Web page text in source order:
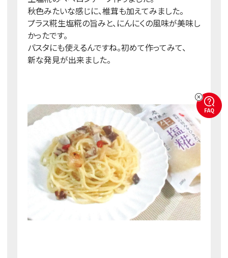
秋色みたいな感じに、椎茸も加えてみました。
プラス糀生塩糀の旨みと、にんにくの風味が美味し
かったです。
パスタにも使えるんですね。初めて作ってみて、
新な発見が出来ました。
FAQ